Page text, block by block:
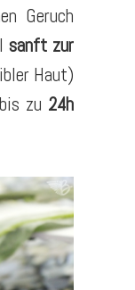
Geruch
sanft zur
Haut)
zu 24h